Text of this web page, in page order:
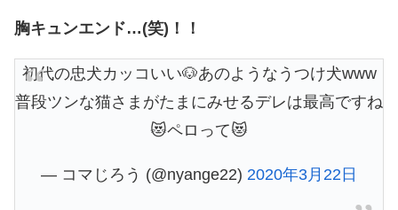
胸キュンエンド…(笑)！！
初代の忠犬カッコいい🐶あのようなうつけ犬www
普段ツンな猫さまがたまにみせるデレは最高ですね
😻ペロって😻
— コマじろう (@nyange22) 2020年3月22日